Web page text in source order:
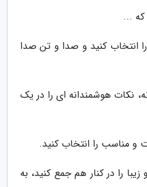
انتخاب کنید و صدا و تن صدا
نکات هوشمندانه ای را در یک
و مناسب را انتخاب کنید.
را در کنار هم جمع کنید، به